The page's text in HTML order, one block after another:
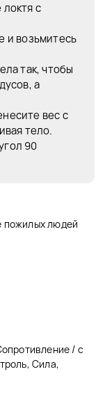
с
и возьмитесь
так, чтобы
а
вес с
тело.
90
пожилых людей
/ с
Сила,